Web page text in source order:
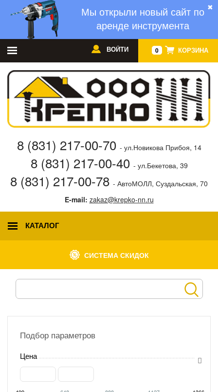
✖
Мы открыли новый сайт по
аренде инструмента
0 КОРЗИНА
ВОЙТИ
8 (831) 217-00-70 - ул.Новикова Прибоя, 14
8 (831) 217-00-40 - ул.Бекетова, 39
8 (831) 217-00-78 - АвтоМОЛЛ, Суздальская, 70
E-mail: zakaz@krepko-nn.ru
КАТАЛОГ
СИСТЕМА СКИДОК
Подбор параметров
Цена